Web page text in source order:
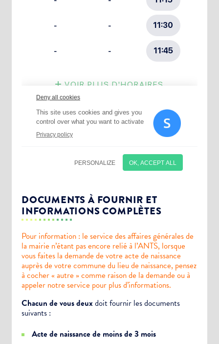
DOCUMENTS À FOURNIR ET
INFORMATIONS COMPLÈTES
Pour information : le service des affaires générales de
la mairie n’étant pas encore relié à l’ANTS, lorsque
vous faites la demande de votre acte de naissance
auprès de votre commune du lieu de naissance, pensez
à cocher « autre » comme raison de la demande ou à
appeler notre service pour plus d’informations.
Chacun de vous deuxdoit fournir les documents
suivants :
Acte de naissance de moins de 3 mois
Choisissez votre abonnement :
Newsletter Culture
Newsletter Sport et Vie associative